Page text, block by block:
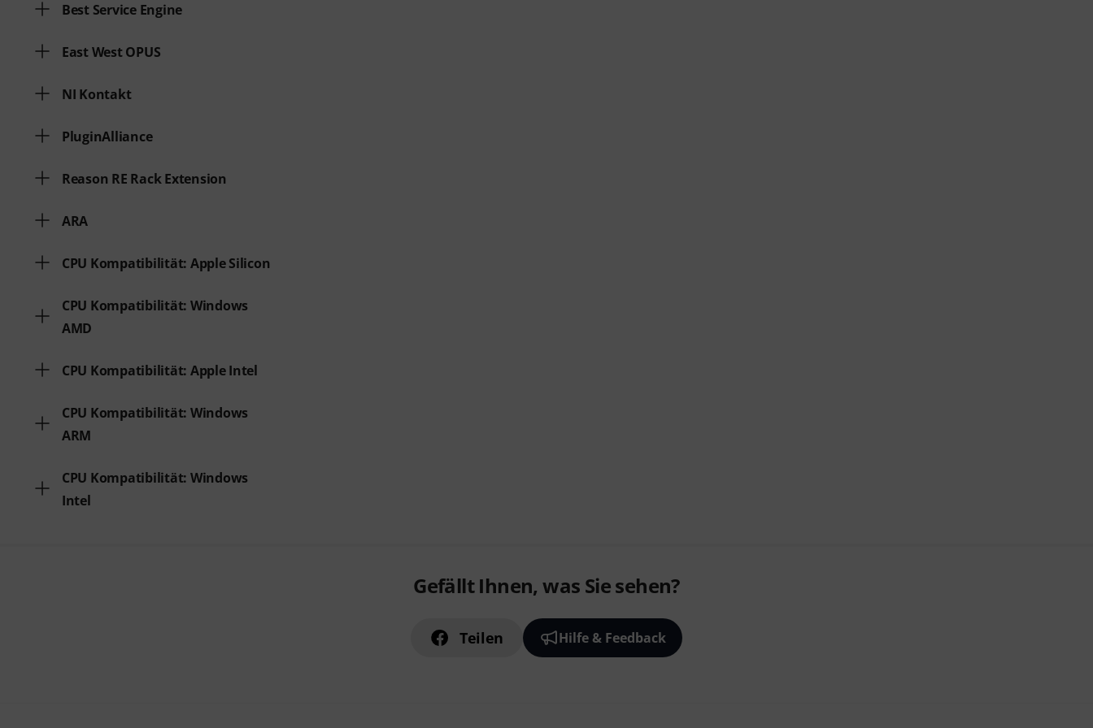
Best Service Engine
East West OPUS
NI Kontakt
PluginAlliance
Reason RE Rack Extension
ARA
CPU Kompatibilität: Apple Silicon
CPU Kompatibilität: Windows
AMD
CPU Kompatibilität: Apple Intel
CPU Kompatibilität: Windows
ARM
CPU Kompatibilität: Windows
Intel
Gefällt Ihnen, was Sie sehen?
Teilen Hilfe & Feedback